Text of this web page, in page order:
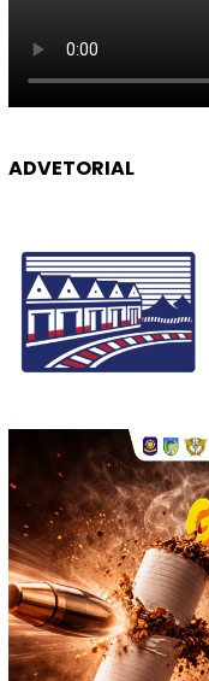
ADVETORIAL